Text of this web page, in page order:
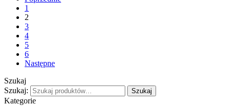
1
2
3
4
5
6
Następne
Szukaj
Szukaj:
Szukaj
Kategorie